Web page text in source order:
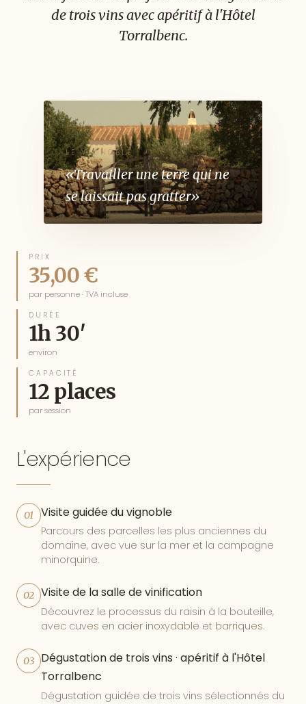
de trois vins avec apéritif à l'Hôtel
Torralbenc.
LE VIGNOBLE
«Travailler une terre qui ne
se laissait pas gratter»
PRIX
35,00 €
par personne · TVA incluse
DURÉE
1h 30′
environ
CAPACITÉ
12 places
par session
L'expérience
01 Visite guidée du vignoble
Parcours des parcelles les plus anciennes du
domaine, avec vue sur la mer et la campagne
minorquine.
02 Visite de la salle de vinification
Découvrez le processus du raisin à la bouteille,
avec cuves en acier inoxydable et barriques.
03
Dégustation de trois vins · apéritif à l'Hôtel
Torralbenc
Dégustation guidée de trois vins sélectionnés du